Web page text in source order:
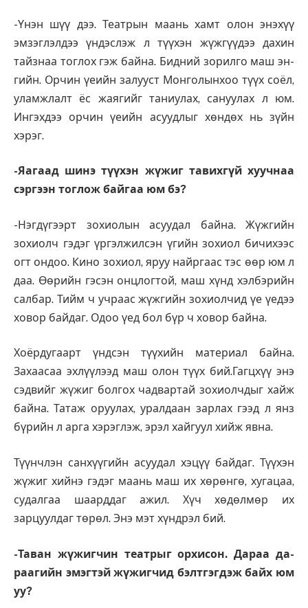
-Үнэн шүү дээ. Театрын маань хамт олон энэхүү
эмзэглэлдээ үндэслэж л түүхэн жүжгүүдээ дахин
тайзнаа тоглох гэж байна. Бидний зорилго маш эн­
гийн. Орчин үеийн залууст Монголынхоо түүх соёл,
уламжлалт ёс жаягийг таниулах, сануулах л юм.
Ингэхдээ орчин үеийн асуудлыг хөндөх нь зүйн
хэрэг.
-Яагаад шинэ түүхэн жү­жиг тавихгүй хуучнаа
сэр­гээн тоглож байгаа юм бэ?
-Нэгдүгээрт зохиолын асуудал байна. Жүжгийн
зохиолч гэдэг үргэлжилсэн үгийн зохиол бичихээс
огт ондоо. Кино зохиол, яруу найргаас тэс өөр юм л
даа. Өөрийн гэсэн онцлогтой, маш хүнд хэлбэрийн
салбар. Тийм ч учраас жүжгийн зохиолчид үе үедээ
ховор байдаг. Одоо үед бол бүр ч ховор байна.
Хоёрдугаарт үндсэн түүхийн материал байна.
Захаасаа эхлүүлээд маш олон түүх бий.Гагцхүү энэ
сэдвийг жүжиг болгох чадвартай зохиолчдыг хайж
байна. Татаж оруулах, уралдаан зарлах гээд л янз
бүрийн л арга хэрэглэж, эрэл хайгуул хийж явна.
Түүнчлэн санхүүгийн асуудал хэцүү байдаг. Түүхэн
жүжиг хийнэ гэдэг маань маш их хөрөнгө, хугацаа,
судалгаа шаарддаг ажил. Хүч хөдөлмөр их
зарцуулдаг төрөл. Энэ мэт хүндрэл бий.
-Таван жүжигчин театрыг орхисон. Дараа да­
раа­­гийн эмэгтэй жүжигчид бэлтгэгдэж байх юм
уу?